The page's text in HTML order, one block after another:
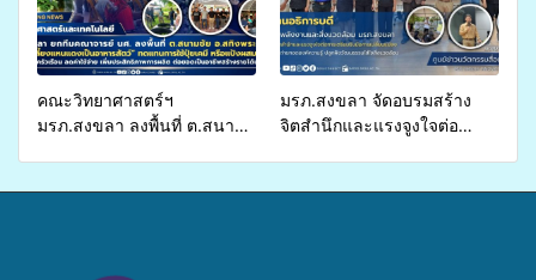
คณะวิทยาศาสตร์ฯ
มรภ.สงขลา ลงพื้นที่ ต.สนาม
มรภ.สงขลา จัดอบรมสร้าง
จิตสำนึกและแรงจูงใจต่อ